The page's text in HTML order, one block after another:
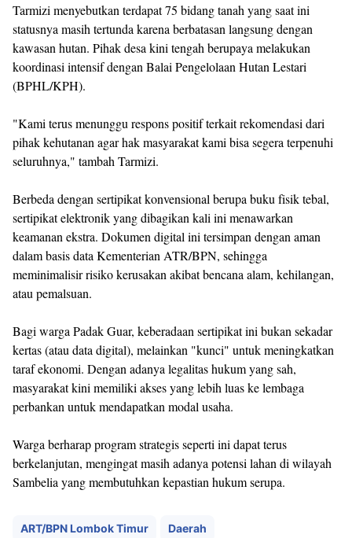
Tarmizi menyebutkan terdapat 75 bidang tanah yang saat ini
statusnya masih tertunda karena berbatasan langsung dengan
kawasan hutan. Pihak desa kini tengah berupaya melakukan
koordinasi intensif dengan Balai Pengelolaan Hutan Lestari
(BPHL/KPH).
"Kami terus menunggu respons positif terkait rekomendasi dari
pihak kehutanan agar hak masyarakat kami bisa segera terpenuhi
seluruhnya," tambah Tarmizi.
Berbeda dengan sertipikat konvensional berupa buku fisik tebal,
sertipikat elektronik yang dibagikan kali ini menawarkan
keamanan ekstra. Dokumen digital ini tersimpan dengan aman
dalam basis data Kementerian ATR/BPN, sehingga
meminimalisir risiko kerusakan akibat bencana alam, kehilangan,
atau pemalsuan.
Bagi warga Padak Guar, keberadaan sertipikat ini bukan sekadar
kertas (atau data digital), melainkan "kunci" untuk meningkatkan
taraf ekonomi. Dengan adanya legalitas hukum yang sah,
masyarakat kini memiliki akses yang lebih luas ke lembaga
perbankan untuk mendapatkan modal usaha.
Warga berharap program strategis seperti ini dapat terus
berkelanjutan, mengingat masih adanya potensi lahan di wilayah
Sambelia yang membutuhkan kepastian hukum serupa.
ART/BPN Lombok Timur Daerah